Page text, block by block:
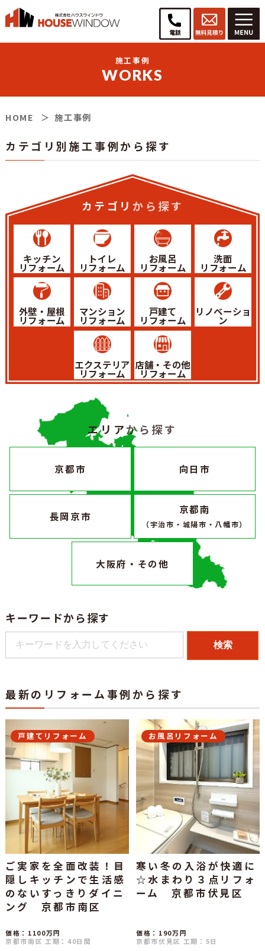
施工事例
WORKS
HOME 施工事例
カテゴリ別施工事例から探す
カテゴリ から探す
キッチン
リフォーム
トイレ
リフォーム
お風呂
リフォーム
洗面
リフォーム
外壁・屋根
リフォーム
マンション
リフォーム
戸建て
リフォーム
リノベーショ
ン
エクステリア
リフォーム
店舗・その他
リフォーム
エリアから探す
京都市 向日市
長岡京市
京都南
（宇治市・城陽市・八幡市）
大阪府・その他
キーワードから探す
検索
最新のリフォーム事例から探す
戸建てリフォーム
ご実家を全面改装！目
隠しキッチンで生活感
のないすっきりダイニ
ング 京都市南区
価格：1100万円
京都市南区 工期：40日間
お風呂リフォーム
寒い冬の入浴が快適に
☆水まわり３点リフォ
ーム 京都市伏見区
価格：190万円
京都市伏見区 工期：5日